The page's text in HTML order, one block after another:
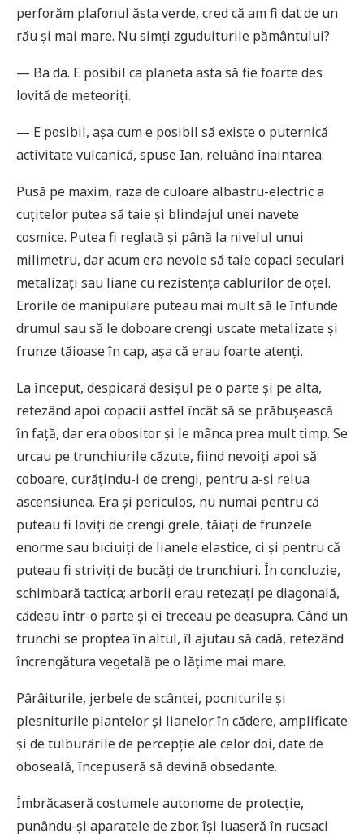
perforăm plafo­nul ăsta verde, cred că am fi dat de un
rău și mai mare. Nu simți zguduiturile pământului?
— Ba da. E posibil ca planeta asta să fie foarte des
lovită de meteoriți.
— E posibil, așa cum e posibil să existe o puternică
activitate vulcanică, spuse Ian, reluând înaintarea.
Pusă pe maxim, raza de culoare albastru-electric a
cuțitelor putea să taie și blindajul unei navete
cosmice. Putea fi reglată și până la nivelul unui
milimetru, dar acum era nevoie să taie copaci seculari
metalizați sau liane cu rezistența cablurilor de oțel.
Erorile de manipulare puteau mai mult să le înfunde
drumul sau să le doboare crengi uscate metalizate și
frunze tăioase în cap, așa că erau foarte atenți.
La început, despicară desișul pe o parte și pe alta,
retezând apoi copacii astfel încât să se prăbușească
în față, dar era obositor și le mânca prea mult timp. Se
urcau pe trunchiurile căzute, fiind nevoiți apoi să
coboare, curățindu-i de crengi, pentru a-și relua
ascensiunea. Era și periculos, nu numai pentru că
puteau fi loviți de crengi grele, tăiați de frunzele
enorme sau biciuiți de lianele elastice, ci și pentru că
puteau fi striviți de bucăți de trunchiuri. În concluzie,
schimbară tactica; arborii erau retezați pe diagonală,
cădeau într-o parte și ei treceau pe deasupra. Când un
trunchi se proptea în altul, îl ajutau să cadă, retezând
încrengătura vegetală pe o lățime mai mare.
Pârâiturile, jerbele de scântei, pocniturile și
plesniturile plantelor și lianelor în cădere, amplificate
și de tulburările de percepție ale celor doi, date de
oboseală, începuseră să devină obsedante.
Îmbrăcaseră costumele autonome de protecție,
punându-și aparatele de zbor, își luaseră în rucsaci